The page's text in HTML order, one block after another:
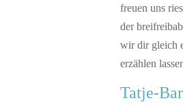
freuen uns
der
wir dir gleich
erzählen
Tatje-